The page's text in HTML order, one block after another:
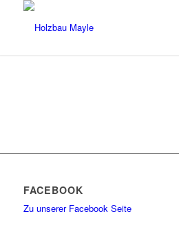
FACEBOOK
Zu unserer Facebook Seite